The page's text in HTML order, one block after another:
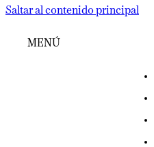
Saltar al contenido principal
MENÚ